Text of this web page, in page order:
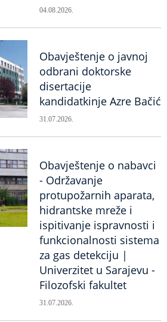
04.08.2026.
Obavještenje o javnoj
odbrani doktorske
disertacije
kandidatkinje Azre Bačić
31.07.2026.
Obavještenje o nabavci
- Održavanje
protupožarnih aparata,
hidrantske mreže i
ispitivanje ispravnosti i
funkcionalnosti sistema
za gas detekciju |
Univerzitet u Sarajevu -
Filozofski fakultet
31.07.2026.